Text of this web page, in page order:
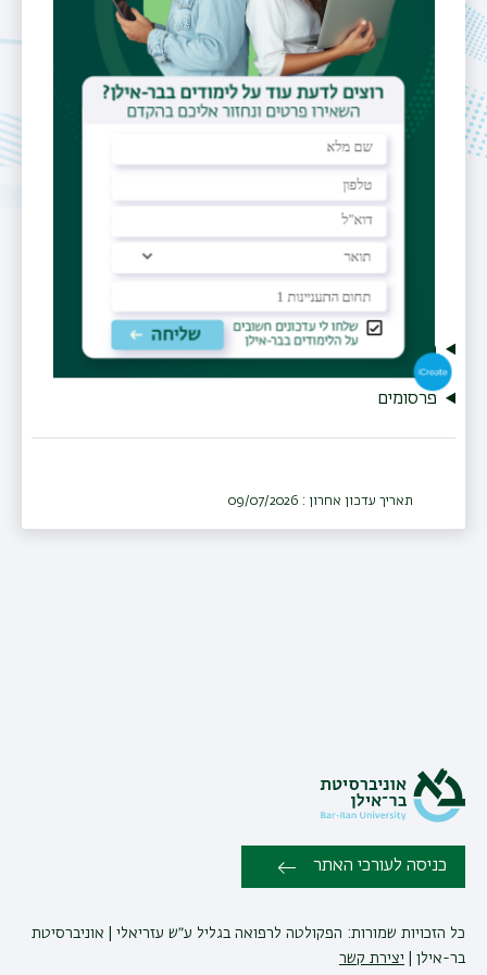
תחומי מחקר
בריאות הציבור
מרכזי מחקר
הפקולטה לרפואה
ע"ש עזריאלי,
צפת
מחקר
פרסומים
תאריך עדכון אחרון : 09/07/2026
כניסה לעורכי האתר
כל הזכויות שמורות: הפקולטה לרפואה בגליל ע״ש עזריאלי | אוניברסיטת
בר-אילן | יצירת קשר